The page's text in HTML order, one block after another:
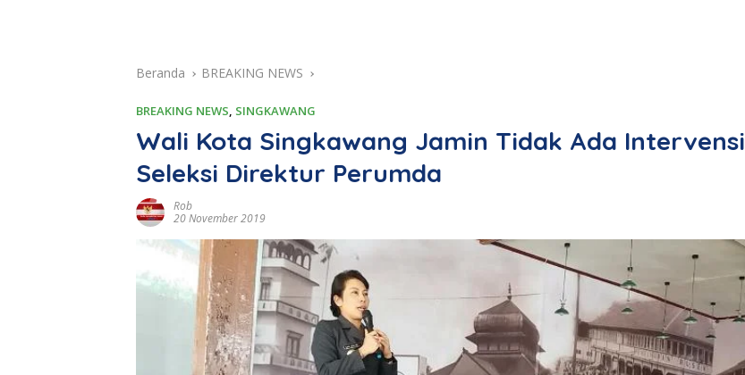
Beranda BREAKING NEWS
BREAKING NEWS, SINGKAWANG
Wali Kota Singkawang Jamin Tidak Ada Intervensi
Seleksi Direktur Perumda
Rob
20 November 2019